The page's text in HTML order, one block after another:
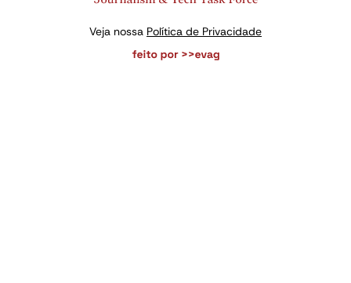
Veja nossa Política de Privacidade